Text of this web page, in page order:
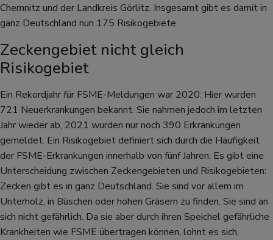
Chemnitz und der Landkreis Görlitz. Insgesamt gibt es damit in
ganz Deutschland nun 175 Risikogebiete.
Zeckengebiet nicht gleich
Risikogebiet
Ein Rekordjahr für FSME-Meldungen war 2020: Hier wurden
721 Neuerkrankungen bekannt. Sie nahmen jedoch im letzten
Jahr wieder ab, 2021 wurden nur noch 390 Erkrankungen
gemeldet. Ein Risikogebiet definiert sich durch die Häufigkeit
der FSME-Erkrankungen innerhalb von fünf Jahren. Es gibt eine
Unterscheidung zwischen Zeckengebieten und Risikogebieten:
Zecken gibt es in ganz Deutschland. Sie sind vor allem im
Unterholz, in Büschen oder hohen Gräsern zu finden. Sie sind an
sich nicht gefährlich. Da sie aber durch ihren Speichel gefährliche
Krankheiten wie FSME übertragen können, lohnt es sich,